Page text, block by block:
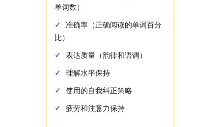
单词数）
准确率（正确阅读的单词百分
比）
表达质量（韵律和语调）
理解水平保持
使用的自我纠正策略
疲劳和注意力保持